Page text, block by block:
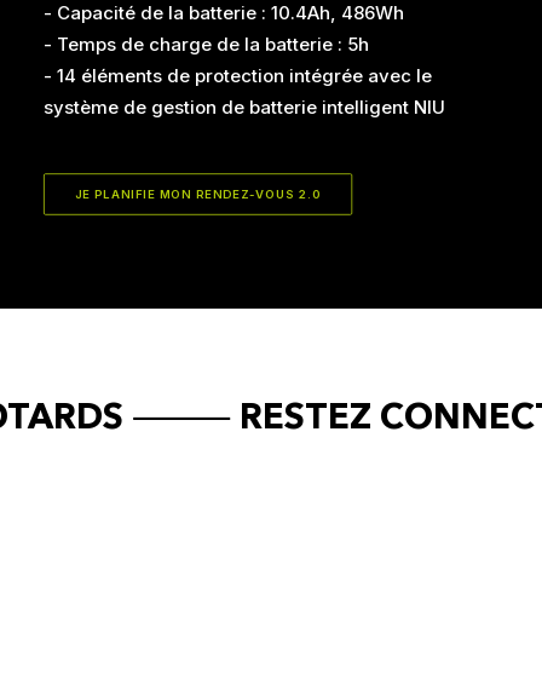
- Capacité de la batterie : 10.4Ah, 486Wh
- Temps de charge de la batterie : 5h
- 14 éléments de protection intégrée avec le
système de gestion de batterie intelligent NIU
JE PLANIFIE MON RENDEZ-VOUS 2.0
⸻ RESTEZ